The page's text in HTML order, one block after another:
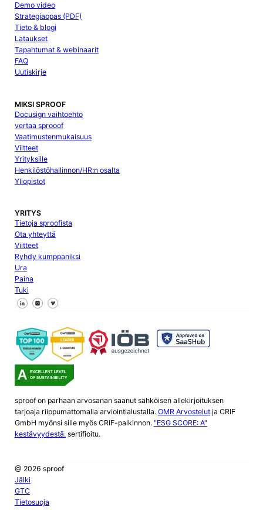
Demo video
Strategiaopas (PDF)
Tieto & blogi
Lataukset
Tapahtumat & webinaarit
FAQ
Uutiskirje
MIKSI SPROOF
Docusign vaihtoehto
vertaa sprooof
Vaatimustenmukaisuus
Viitteet
Yrityksille
Henkilöstöhallinnon/HR:n osalta
Yliopistot
YRITYS
Tietoja sproofista
Ota yhteyttä
Viitteet
Ryhdy kumppaniksi
Ura
Paina
Tuki
Seuraa meitä Facebookissa
Seuraa meitä X
Seuraa meitä LinkedInissä
sproof on parhaan arvosanan saanut sähköisen allekirjoituksen
tarjoaja riippumattomalla arviointialustalla. OMR Arvostelutja CRIF
GmbH myönsi sille myös CRIF-palkinnon. "ESG SCORE: A"
kestävyydestä.sertifioitu.
@ 2026 sproof
Jälki
GTC
Tietosuoja